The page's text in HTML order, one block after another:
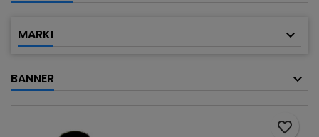
MARKI
BANNER
favorite_border